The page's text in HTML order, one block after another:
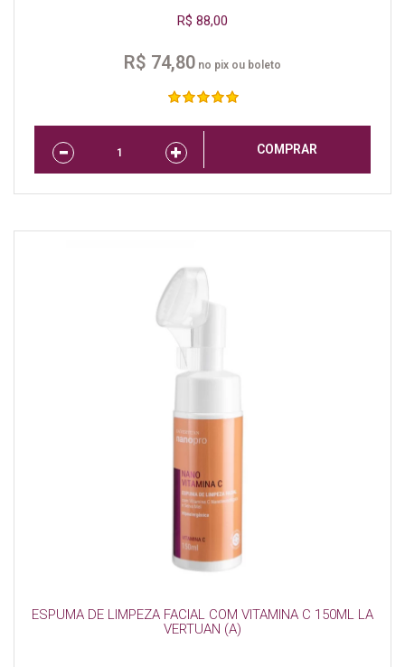
R$ 88,00
R$ 74,80 no pix ou boleto
COMPRAR
ESPUMA DE LIMPEZA FACIAL COM VITAMINA C 150ML LA
VERTUAN (A)